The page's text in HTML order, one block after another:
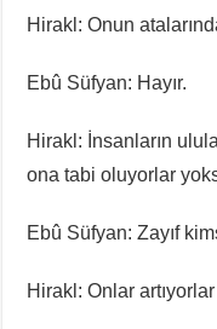
Hirakl: Onun
Ebû Süfyan: Hayır.
Hirakl: İnsanların
ona tabi oluyorlar
Ebû Süfyan: Zayıf
Hirakl: Onlar